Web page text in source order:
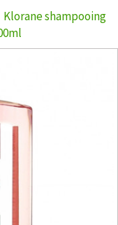
Klorane shampooing